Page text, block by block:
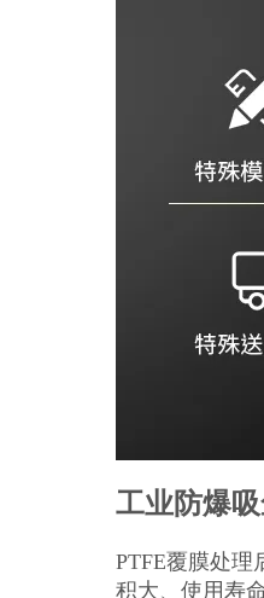
工业防爆
PTFE覆膜处理
积大、使用寿